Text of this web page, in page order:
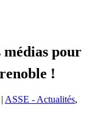
médias pour
!
| ASSE - Actualités,